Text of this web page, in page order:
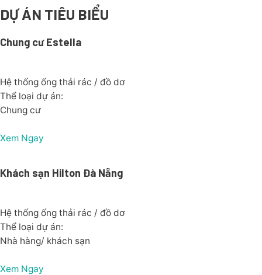
DỰ ÁN TIÊU BIỂU
Chung cư Estella
Hệ thống ống thải rác / đồ dơ
Thể loại dự án:
Chung cư
Xem Ngay
Khách sạn Hilton Đà Nẵng
Hệ thống ống thải rác / đồ dơ
Thể loại dự án:
Nhà hàng/ khách sạn
Xem Ngay